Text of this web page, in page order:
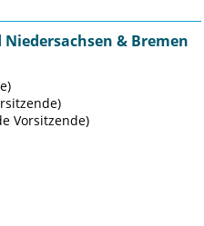
& Bremen
Vorsitzende)